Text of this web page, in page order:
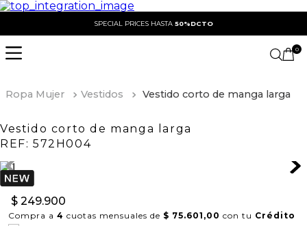
SPECIAL PRICES HASTA 50%DCTO
0
Ropa Mujer Vestidos Vestido corto de manga larga
Vestido corto de manga larga
REF: 572H004
$ 249.900
Compra a 4 cuotas mensuales de $ 75.601,00 con tu Crédito